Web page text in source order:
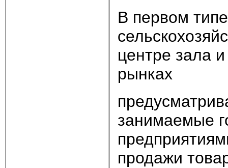
В первом
центре зала
рынках
занимаемые
продажи